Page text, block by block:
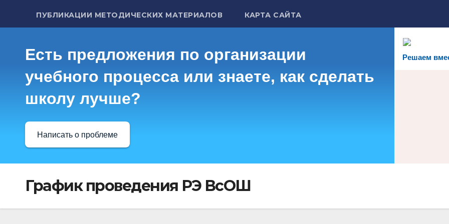
ПУБЛИКАЦИИ МЕТОДИЧЕСКИХ МАТЕРИАЛОВ КАРТА САЙТА
Решаем
Есть предложения по организации
учебного процесса или знаете, как сделать
школу лучше?
Написать о проблеме
График проведения РЭ ВсОШ